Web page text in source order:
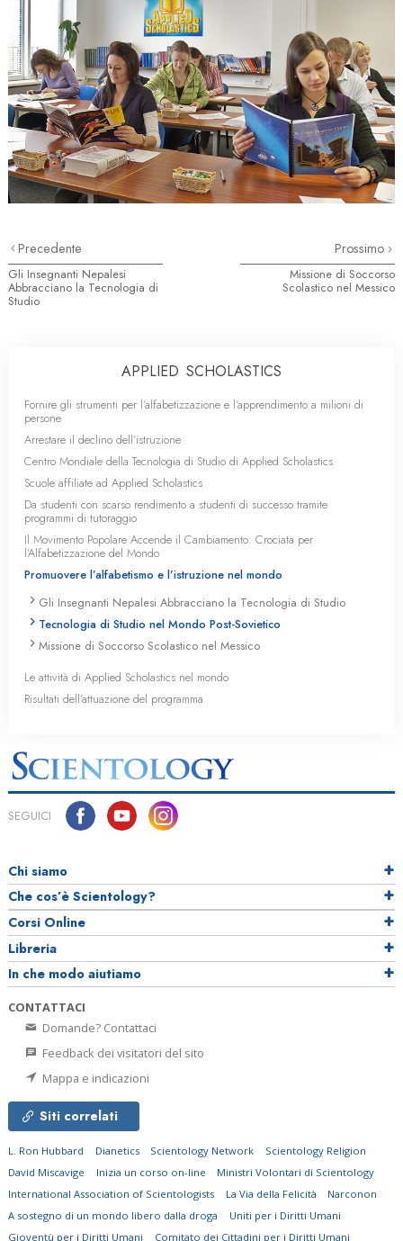
Precedente
Gli Insegnanti Nepalesi
Abbracciano la Tecnologia di
Studio
Prossimo
Missione di Soccorso
Scolastico nel Messico
APPLIED SCHOLASTICS
Fornire gli strumenti per l’alfabetizzazione e l’apprendimento a milioni di
persone
Arrestare il declino dell’istruzione
Centro Mondiale della Tecnologia di Studio di Applied Scholastics
Scuole affiliate ad Applied Scholastics
Da studenti con scarso rendimento a studenti di successo tramite
programmi di tutoraggio
Il Movimento Popolare Accende il Cambiamento: Crociata per
l’Alfabetizzazione del Mondo
Promuovere l’alfabetismo e l’istruzione nel mondo
Gli Insegnanti Nepalesi Abbracciano la Tecnologia di Studio
Tecnologia di Studio nel Mondo Post-Sovietico
Missione di Soccorso Scolastico nel Messico
Le attività di Applied Scholastics nel mondo
Risultati dell’attuazione del programma
SEGUICI
Chi siamo
Che cos’è Scientology?
Corsi Online
Libreria
In che modo aiutiamo
CONTATTACI
Domande? Contattaci
Feedback dei visitatori del sito
Mappa e indicazioni
Siti correlati
L. Ron Hubbard Dianetics Scientology Network
Scientology Religion
David Miscavige
Inizia un corso on-line
Ministri Volontari di Scientology
International Association of Scientologists
La Via della Felicità
Narconon
A sostegno di un mondo libero dalla droga
Uniti per i Diritti Umani
Gioventù per i Diritti Umani
Comitato dei Cittadini per i Diritti Umani